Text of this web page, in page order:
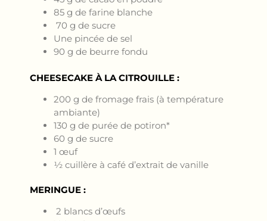
85 g de farine blanche
70 g de sucre
Une pincée de sel
90 g de beurre fondu
CHEESECAKE À LA CITROUILLE :
200 g de fromage frais (à température
ambiante)
130 g de purée de potiron*
60 g de sucre
1 œuf
½ cuillère à café d’extrait de vanille
MERINGUE :
2 blancs d’œufs